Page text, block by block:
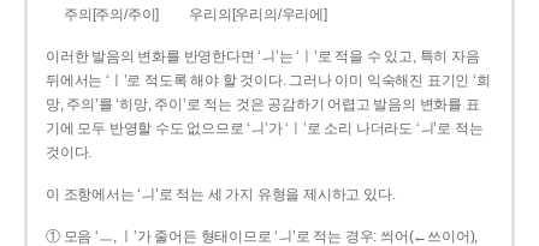
주의[주의/주이] 우리의[우리의/우리에]
이러한 발음의 변화를 반영한다면 ‘ㅢ’는 ‘ㅣ’로 적을 수 있고, 특히 자음
뒤에서는 ‘ㅣ’로 적도록 해야 할 것이다. 그러나 이미 익숙해진 표기인 ‘희
망, 주의’를 ‘히망, 주이’로 적는 것은 공감하기 어렵고 발음의 변화를 표
기에 모두 반영할 수도 없으므로 ‘ㅢ’가 ‘ㅣ’로 소리 나더라도 ‘ㅢ’로 적는
것이다.
이 조항에서는 ‘ㅢ’로 적는 세 가지 유형을 제시하고 있다.
① 모음 ‘ㅡ, ㅣ’가 줄어든 형태이므로 ‘ㅢ’로 적는 경우: 씌어(←쓰이어),